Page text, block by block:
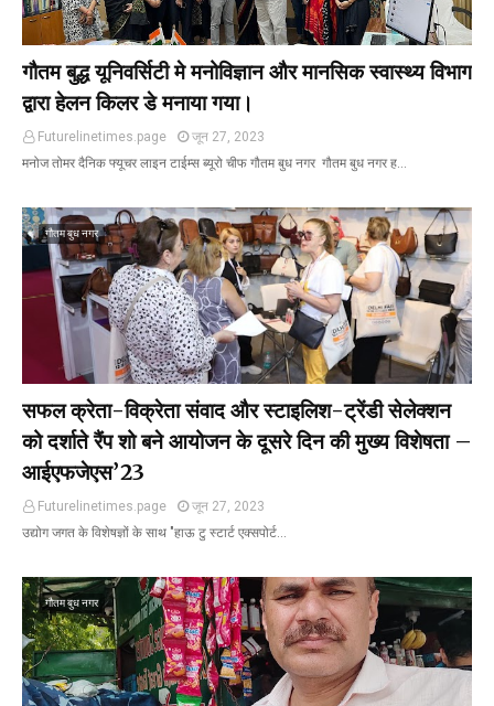
गौतम बुद्ध यूनिवर्सिटी मे मनोविज्ञान और मानसिक स्वास्थ्य विभाग
द्वारा हेलन किलर डे मनाया गया।
Futurelinetimes.page
जून 27, 2023
मनोज तोमर दैनिक फ्यूचर लाइन टाईम्स ब्यूरो चीफ गौतम बुध नगर गौतम बुध नगर ह…
गौतम बुध नगर
सफल क्रेता-विक्रेता संवाद और स्टाइलिश-ट्रेंडी सेलेक्शन
को दर्शाते रैंप शो बने आयोजन के दूसरे दिन की मुख्य विशेषता –
आईएफजेएस’23
Futurelinetimes.page
जून 27, 2023
उद्योग जगत के विशेषज्ञों के साथ "हाऊ टु स्टार्ट एक्सपोर्ट…
गौतम बुध नगर